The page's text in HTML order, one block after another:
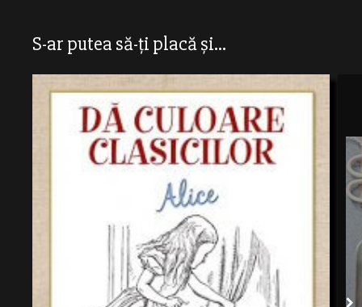
S-ar putea să-ți placă și...